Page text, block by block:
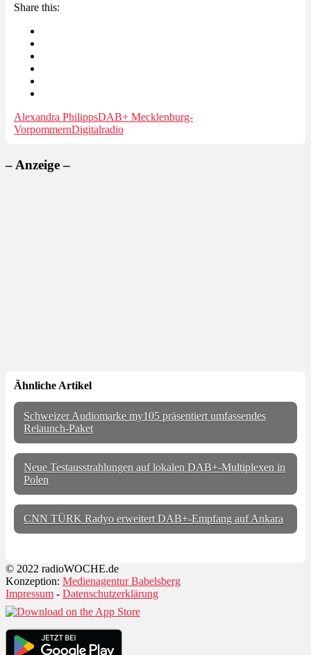
Share this:
Alexandra PhilippsDAB+ Mecklenburg-
VorpommernDigitalradio
– Anzeige –
Ähnliche Artikel
Schweizer Audiomarke my105 präsentiert umfassendes
Relaunch-Paket
Neue Testausstrahlungen auf lokalen DAB+-Multiplexen in
Polen
CNN TÜRK Radyo erweitert DAB+-Empfang auf Ankara
© 2022 radioWOCHE.de
Konzeption: Medienagentur Babelsberg
Impressum - Datenschutzerklärung